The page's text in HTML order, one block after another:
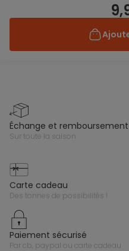
échange et remboursement
sur toute la saison
carte cadeau
des tonnes de possibilités !
paiement sécurisé
par cb, paypal ou carte cadeau